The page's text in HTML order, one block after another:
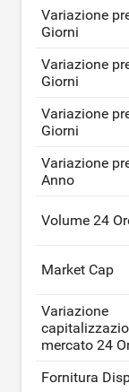
Variazione
Giorni
Variazione
Giorni
Variazione
Giorni
Variazione
Anno
Volume 24
Market Cap
Variazione
mercato 24
Fornitura